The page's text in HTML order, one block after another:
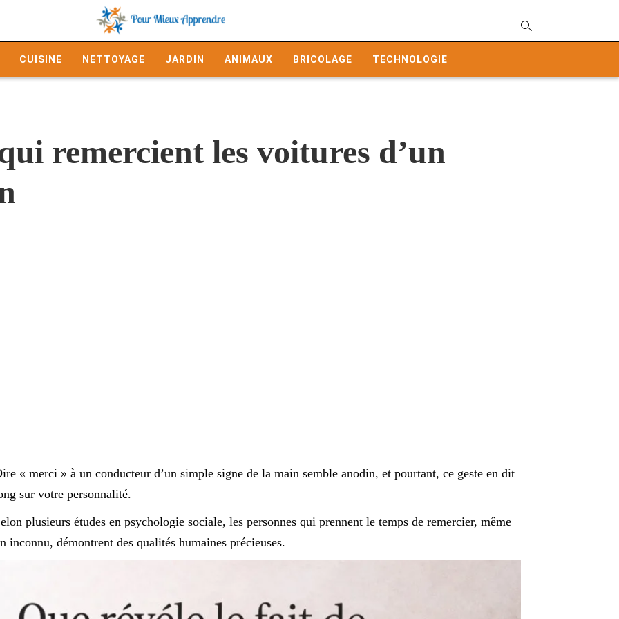
CUISINE NETTOYAGE JARDIN ANIMAUX BRICOLAGE TECHNOLOGIE
remercient les voitures d’un
« merci » à un conducteur d’un simple signe de la main semble anodin, et pourtant, ce geste en dit
sur votre personnalité.
plusieurs études en psychologie sociale, les personnes qui prennent le temps de remercier, même
inconnu, démontrent des qualités humaines précieuses.